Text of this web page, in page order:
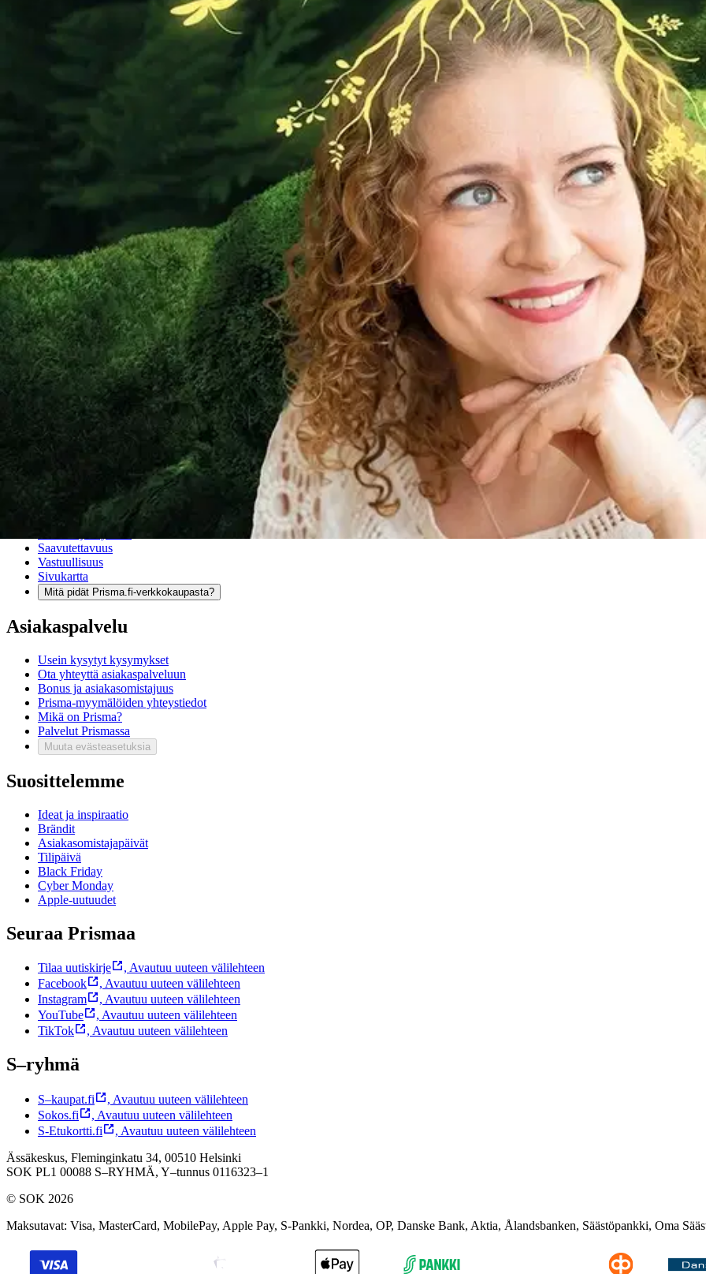
tuotekuvausta
Oletko tyytyväinen tuotetietoihin?
Ovatko tuotetiedot riittävät? Jos tuotetiedoissa on puutteita tai niitä voisi muuten parantaa, anna palautetta.
Anna palautetta
Ilmainen palautus 30 päivää.*
Nouto myymälästä ilman toimituskuluja.
Asiakasomistajalle Bonusta jopa 5 %.*
Verkkokauppa
Ohjeet
Ensitilaajan pikaopas
Myymälänouto
Palautukset
Reklamaatio
Takuu ja huolto
Asennuspalvelut
Tilaus- ja toimitusehdot
Käyttöehdot
Saavutettavuus
Vastuullisuus
Sivukartta
Mitä pidät Prisma.fi-verkkokaupasta?
Asiakaspalvelu
Usein kysytyt kysymykset
Ota yhteyttä asiakaspalveluun
Bonus ja asiakasomistajuus
Prisma-myymälöiden yhteystiedot
Mikä on Prisma?
Palvelut Prismassa
Muuta evästeasetuksia
Suosittelemme
Ideat ja inspiraatio
Brändit
Asiakasomistajapäivät
Tilipäivä
Black Friday
Cyber Monday
Apple-uutuudet
Seuraa Prismaa
Tilaa uutiskirje , Avautuu uuteen välilehteen
Facebook
, Avautuu uuteen välilehteen
Instagram
, Avautuu uuteen välilehteen
YouTube
, Avautuu uuteen välilehteen
TikTok
, Avautuu uuteen välilehteen
S–ryhmä
S–kaupat.fi , Avautuu uuteen välilehteen
Sokos.fi
, Avautuu uuteen välilehteen
S-Etukortti.fi
, Avautuu uuteen välilehteen
Ässäkeskus, Fleminginkatu 34, 00510 Helsinki
SOK PL1 00088 S–RYHMÄ, Y–tunnus 0116323–1
© SOK 2026
Maksutavat: Visa, MasterCard, MobilePay, Apple Pay, S-Pankki, Nordea, OP, Danske Bank, Aktia, Ålandsbanken, Säästöpankki, Oma